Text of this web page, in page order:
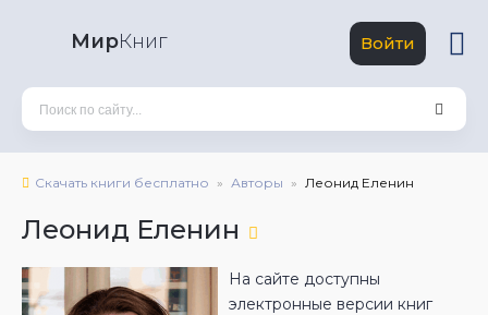
МирКниг Войти
Скачать книги бесплатно Авторы Леонид Еленин
Леонид Еленин
На сайте доступны
электронные версии книг